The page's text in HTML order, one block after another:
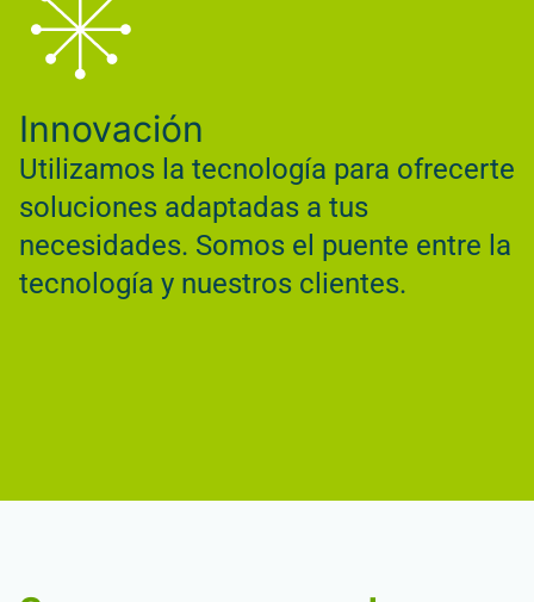
Innovación
Utilizamos la tecnología para ofrecerte
soluciones adaptadas a tus
necesidades. Somos el puente entre la
tecnología y nuestros clientes.